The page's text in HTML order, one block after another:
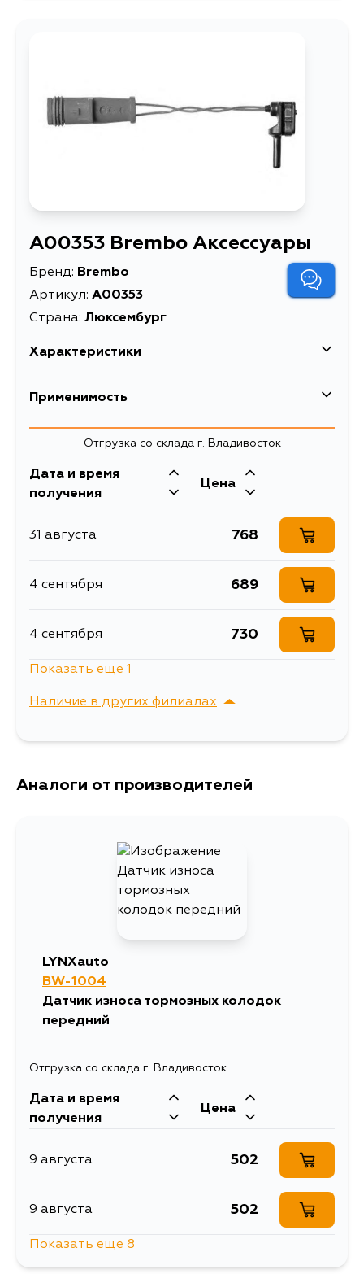
A00353 Brembo Аксессуары
Бренд: Brembo
Артикул: A00353
Страна: Люксембург
Характеристики
EAN-13
Длина упаковки, мм
Масса, кг 0.01
Описание Аксессуары
Расширенное описание
индикатор износа
Применимость
Отгрузка со склада г. Владивосток
Дата и время
получения
Цена
31 августа 768
4 сентября 689
4 сентября 730
Показать еще 1
Наличие в других филиалах
г. Владивосток,
Аналоги от производителей
LYNXauto
BW-1004
Датчик износа тормозных колодок
передний
Отгрузка со склада г. Владивосток
Дата и время
получения
Цена
9 августа 502
9 августа 502
Показать еще 8